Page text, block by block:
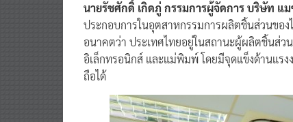
นายรัชศักดิ์ เกิดภู่ กรรมการผู้จัดการ บริษัท แ
ประกอบการในอุตสาหกรรมการผลิตชิ้นส่วนขอ
อนาคตว่า ประเทศไทยอยู่ในสถานะผู้ผลิตชิ้นส่
อิเล็กทรอนิกส์ และแม่พิมพ์ โดยมีจุดแข็งด้านแร
ถือได้